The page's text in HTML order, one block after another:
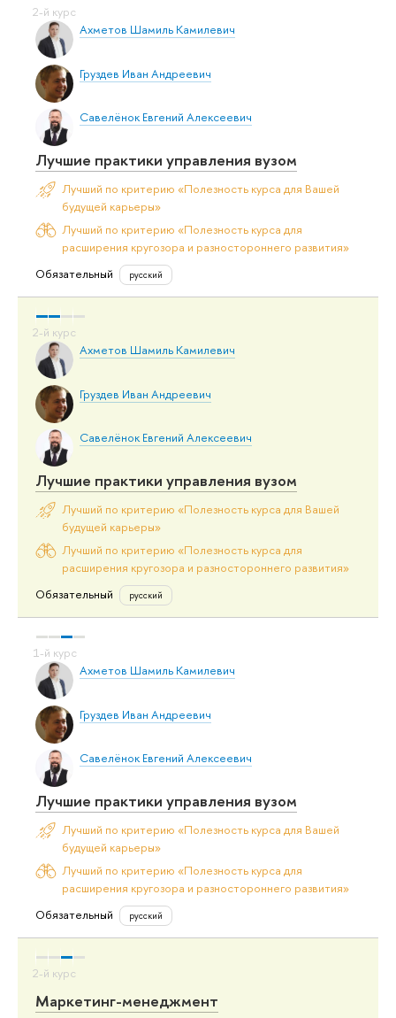
Ахметов Шамиль Камилевич
Груздев Иван Андреевич
Савелёнок Евгений Алексеевич
Лучшие практики управления вузом
Лучший по критерию «Полезность курса для Вашей
будущей карьеры»
Лучший по критерию «Полезность курса для
расширения кругозора и разностороннего развития»
Обязательный
русский
Ахметов Шамиль Камилевич
Груздев Иван Андреевич
Савелёнок Евгений Алексеевич
Лучшие практики управления вузом
Лучший по критерию «Полезность курса для Вашей
будущей карьеры»
Лучший по критерию «Полезность курса для
расширения кругозора и разностороннего развития»
Обязательный
русский
Ахметов Шамиль Камилевич
Груздев Иван Андреевич
Савелёнок Евгений Алексеевич
Лучшие практики управления вузом
Лучший по критерию «Полезность курса для Вашей
будущей карьеры»
Лучший по критерию «Полезность курса для
расширения кругозора и разностороннего развития»
Обязательный
русский
Маркетинг-менеджмент